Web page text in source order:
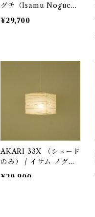
グチ（Isamu Noguch
i) / オゼキ（尾関）
¥29,700
AKARI 33X （シェード
のみ） / イサム ノグチ
（Isamu Noguchi) /
¥20,900